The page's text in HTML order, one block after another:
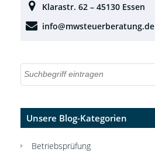
Klarastr. 62 – 45130 Essen
info@mwsteuerberatung.de
Unsere Blog-Kategorien
Betriebsprüfung